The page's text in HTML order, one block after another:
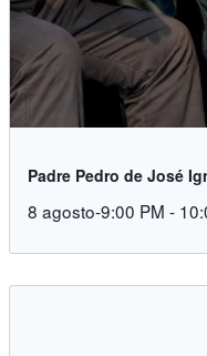
Padre Pedro de José
8 agosto-9:00 PM -